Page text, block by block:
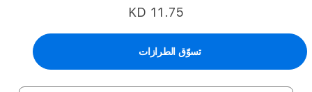
KD 11.75
تسوّق الطرازات